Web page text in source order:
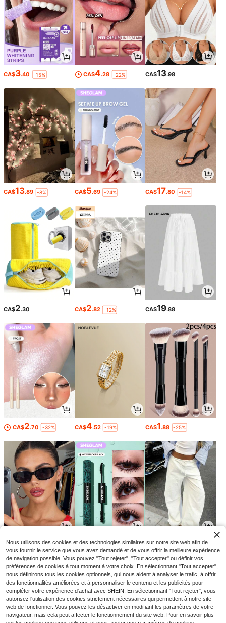
CA$3.40 -15% CA$4.28 -22% CA$13.98
CA$13.89 -8% CA$5.69 -24% CA$17.80 -14%
CA$2.30 CA$2.82 -12% CA$19.88
CA$2.70 -32% CA$4.52 -19% CA$1.88 -25%
CA$3.22 -8% CA$7.59 -34% CA$15.08
Nous utilisons des cookies et des technologies similaires sur notre site web afin de
vous fournir le service que vous avez demandé et de vous offrir la meilleure expérience
de navigation possible. Vous pouvez "Tout rejeter", "Tout accepter" ou définir vos
préférences de cookies à tout moment à votre choix. En sélectionnant "Tout accepter",
nous définirons tous les cookies optionnels, qui nous aident à analyser le trafic, à offrir
des fonctionnalités améliorées et à personnaliser le contenu et les publicités pour
compléter votre expérience d'achat avec SHEIN. En sélectionnant "Tout rejeter", vous
autorisez l'utilisation des cookies strictement nécessaires qui permettent à notre site
web de fonctionner. Vous pouvez les désactiver en modifiant les paramètres de votre
navigateur, mais cela peut affecter le fonctionnement du site web. Pour en savoir plus